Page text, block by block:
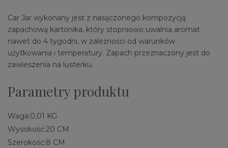
Car Jar wykonany jest z nasączonego kompozycją
zapachową kartonika, który stopniowo uwalnia aromat
nawet do 4 tygodni, w zależności od warunków
użytkowania i temperatury. Zapach przeznaczony jest do
zawieszenia na lusterku.
Parametry produktu
Waga:0,01 KG
Wysokość:20 CM
Szerokość:8 CM